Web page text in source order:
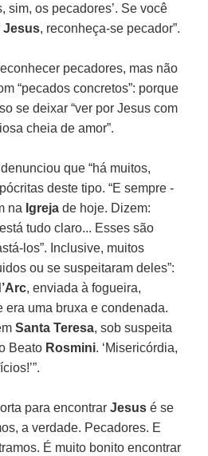
sim, os pecadores’. Se você
Jesus, reconheça-se pecador”.
pecadores, mas não
“pecados concretos”: porque
se deixar “ver por Jesus com
cheia de amor”.
que “há muitos,
deste tipo. “E sempre -
na Igreja de hoje. Dizem:
tudo claro... Esses são
los”. Inclusive, muitos
ou se suspeitaram deles”:
, enviada à fogueira,
era uma bruxa e condenada.
Santa Teresa, sob suspeita
Beato Rosmini. ‘Misericórdia,
para encontrarJesus é se
a verdade. Pecadores. E
É muito bonito encontrar